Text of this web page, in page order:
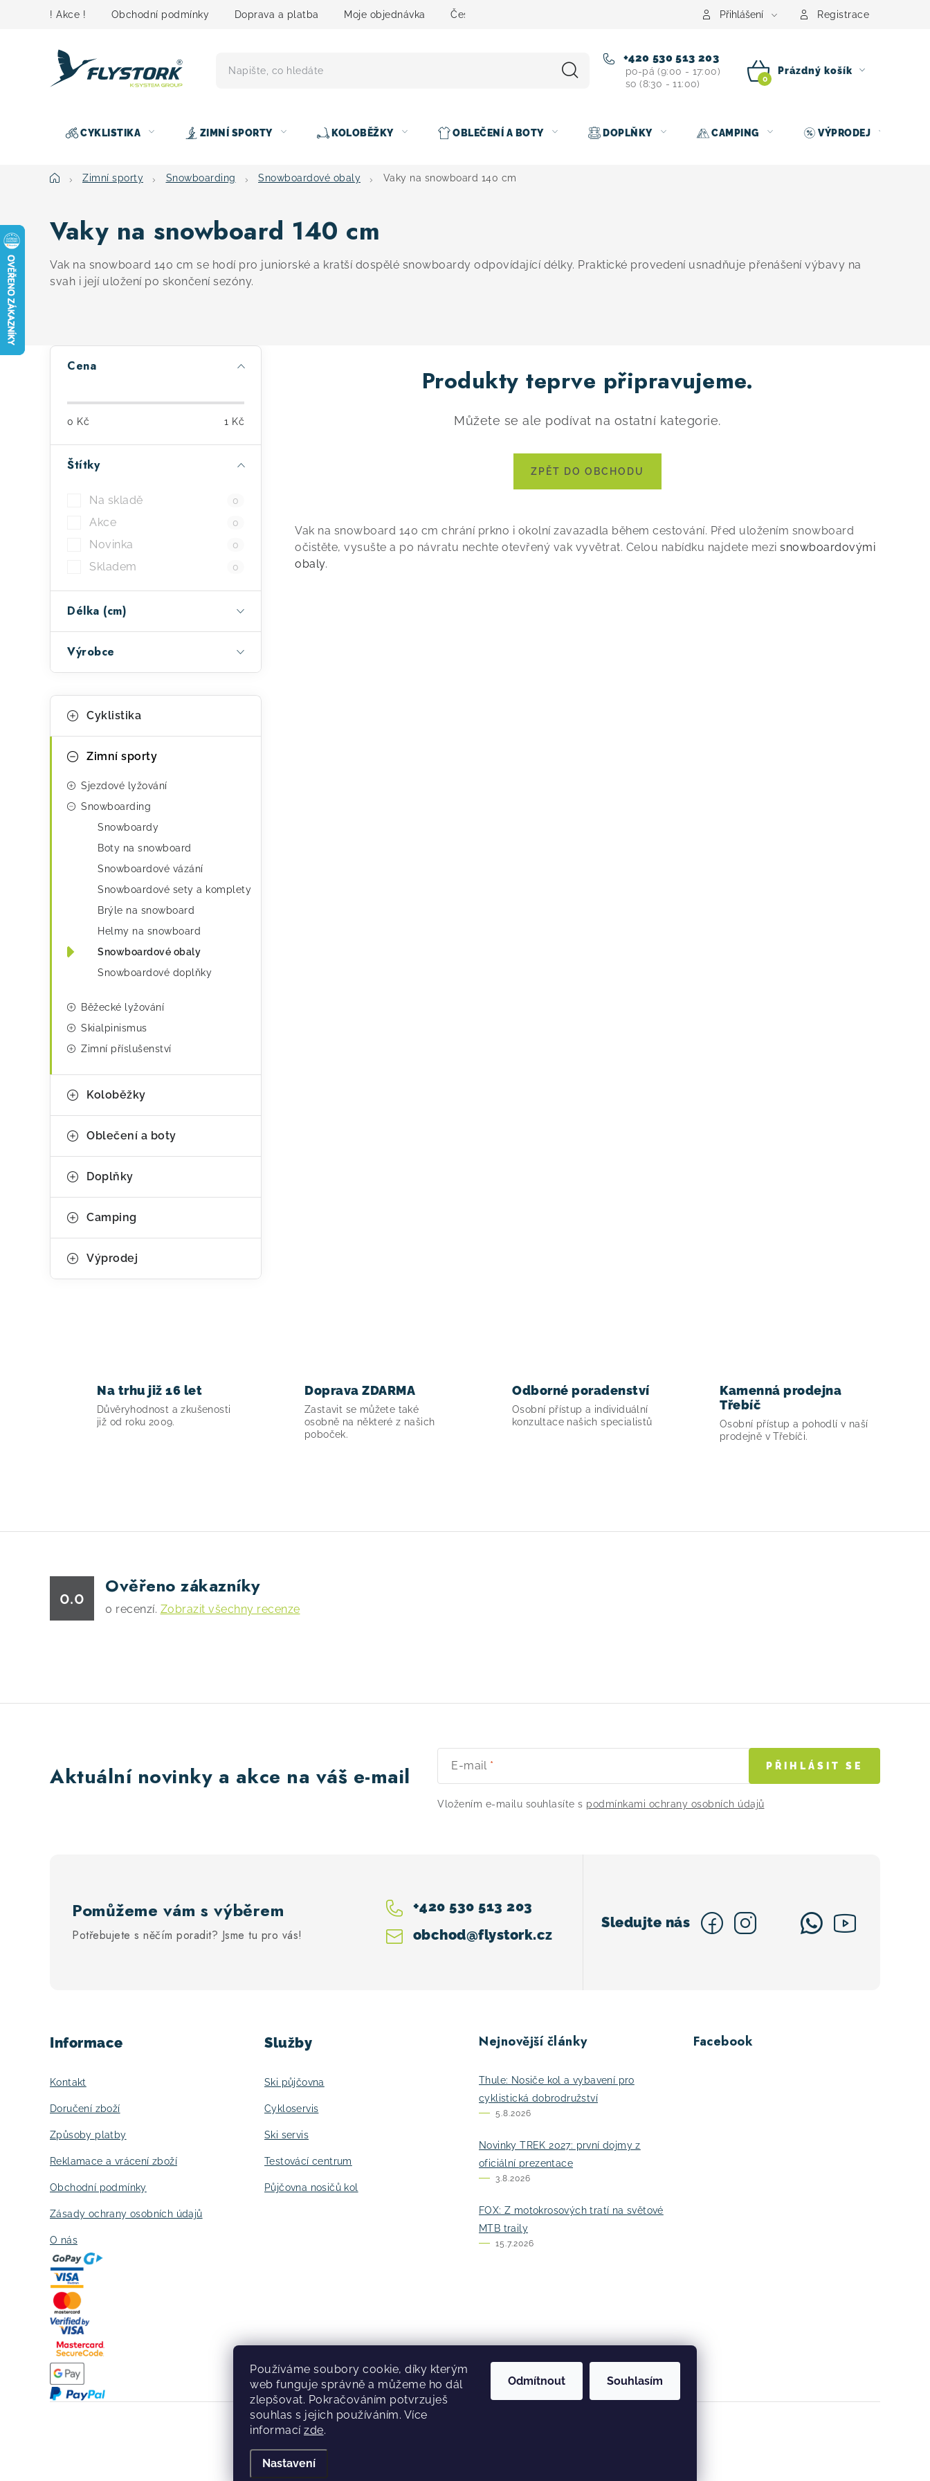
Používáme soubory cookie, díky kterým
web funguje správně a můžeme ho dál
zlepšovat. Pokračováním potvrzuješ
souhlas s jejich používáním. Více
informací zde.
Nastavení
Odmítnout Souhlasím
! Akce ! Obchodní podmínky Doprava a platba Moje objednávka Čeština Půjčovna nosičů kol Kontakt
Přihlášení Registrace
+420 530 513 203
po-pá (9:00 - 17:00)
so (8:30 - 11:00)
NÁKUPNÍ
Prázdný košík
CYKLISTIKA ZIMNÍ SPORTY KOLOBĚŽKY OBLEČENÍ A BOTY DOPLŇKY CAMPING VÝPRODEJ
DomůZimní sporty Snowboarding Snowboardové obaly Vaky na snowboard 140 cm
Vaky na snowboard 140 cm
Vak na snowboard 140 cm se hodí pro juniorské a kratší dospělé snowboardy odpovídající délky. Praktické provedení usnadňuje přenášení výbavy na
svah i její uložení po skončení sezóny.
P
t
p
e
l
Cena
0 Kč 1 Kč
Štítky
Na skladě 0
Akce 0
Novinka 0
Skladem 0
Délka (cm)
Výrobce
Přeskočit
kategorie
K
a
Cyklistika
Zimní sporty
Sjezdové lyžování
Snowboarding
Snowboardy
Boty na snowboard
Snowboardové vázání
Snowboardové sety a komplety
Brýle na snowboard
Helmy na snowboard
Snowboardové obaly
Snowboardové doplňky
Běžecké lyžování
Skialpinismus
Zimní příslušenství
Koloběžky
Oblečení a boty
Doplňky
Camping
Výprodej
Produkty teprve připravujeme.
Můžete se ale podívat na ostatní kategorie.
ZPĚT DO OBCHODU
Vak na snowboard 140 cm chrání prkno i okolní zavazadla během cestování. Před uložením snowboard
očistěte, vysušte a po návratu nechte otevřený vak vyvětrat. Celou nabídku najdete mezi snowboardovými
obaly.
Na trhu již 16 let
Důvěryhodnost a zkušenosti
již od roku 2009.
Doprava ZDARMA
Zastavit se můžete také
osobně na některé z našich
poboček.
Odborné poradenství
Osobní přístup a individuální
konzultace našich specialistů
Kamenná prodejna
Třebíč
Osobní přístup a pohodlí v naší
prodejně v Třebíči.
0.0
Ověřeno zákazníky
0 recenzí. Zobrazit všechny recenze
Aktuální novinky a akce na váš e-mail E-mail
Vložením e-mailu souhlasíte s podmínkami ochrany osobních údajů
PŘIHLÁSIT SE
Pomůžeme vám s výběrem
Potřebujete s něčím poradit? Jsme tu pro vás! obchod@flystork.cz
+420 530 513 203
Informace
Kontakt
Doručení zboží
Způsoby platby
Reklamace a vrácení zboží
Obchodní podmínky
Zásady ochrany osobních údajů
O nás
Služby
Ski půjčovna
Cykloservis
Ski servis
Testovácí centrum
Půjčovna nosičů kol
Nejnovější články
Thule: Nosiče kol a vybavení pro
cyklistická dobrodružství
5.8.2026
Novinky TREK 2027: první dojmy z
oficiální prezentace
3.8.2026
FOX: Z motokrosových tratí na světové
MTB traily
15.7.2026
Facebook
Copyright 2026